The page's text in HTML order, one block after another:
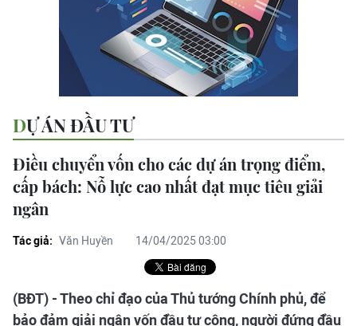
DỰ ÁN ĐẦU TƯ
Điều chuyển vốn cho các dự án trọng điểm,
cấp bách: Nỗ lực cao nhất đạt mục tiêu giải
ngân
Tác giả: Văn Huyền 14/04/2025 03:00
(BĐT) - Theo chỉ đạo của Thủ tướng Chính phủ, để
bảo đảm giải ngân vốn đầu tư công, người đứng đầu